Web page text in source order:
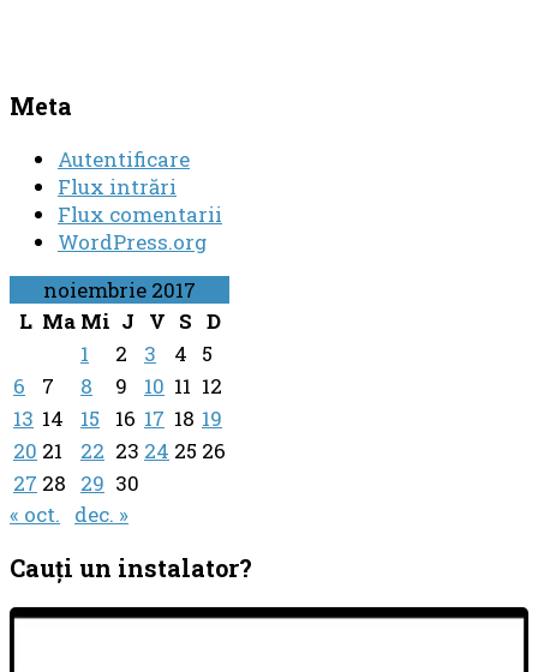
Meta
Autentificare
Flux intrări
Flux comentarii
WordPress.org
noiembrie 2017
L Ma Mi J V S D
1
2 3 4
5
6
7 8 9 10 11 12
13 14 15 16 17 18 19
20 21 22 23 24 25 26
27 28 29 30
« oct.
dec. »
Cauţi un instalator?